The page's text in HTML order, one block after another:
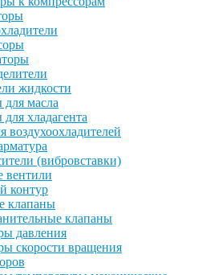
жидкости
для масла
хладагента
(вибровставки)
вентили
контур
клапаны
клапаны
давления
скорости вращения